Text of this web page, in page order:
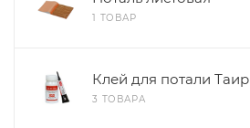
1 ТОВАР
Клей для потали Таир
3 ТОВАРА